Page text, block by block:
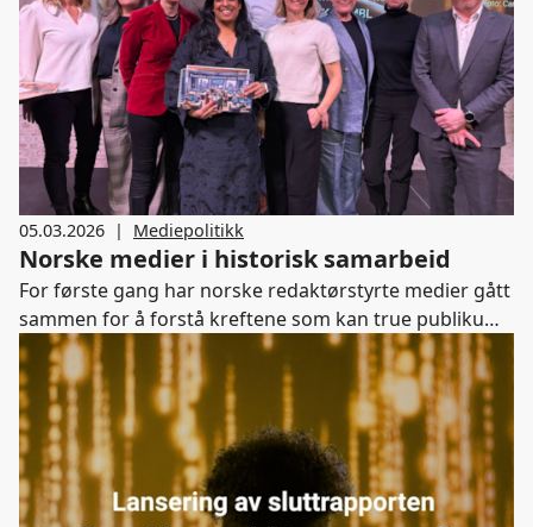
land. Vinnerne kåres i Berlin 7. mai 2026, som
avslutning på INMA World Congress of News Media.
05.03.2026 | Mediepolitikk
Norske medier i historisk samarbeid
For første gang har norske redaktørstyrte medier gått
sammen for å forstå kreftene som kan true publikums
tilgang til troverdig informasjon i fremtiden.